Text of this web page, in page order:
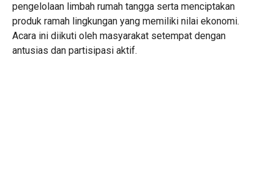
pengelolaan limbah rumah tangga serta menciptakan
produk ramah lingkungan yang memiliki nilai ekonomi.
Acara ini diikuti oleh masyarakat setempat dengan
antusias dan partisipasi aktif.